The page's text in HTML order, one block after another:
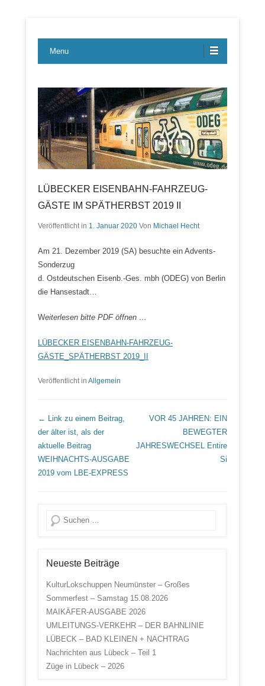
LBE-Express
Menu
LÜBECKER EISENBAHN-FAHRZEUG-
GÄSTE IM SPÄTHERBST 2019 II
Veröffentlicht in 1. Januar 2020 Von Michael Hecht
Am 21. Dezember 2019 (SA) besuchte ein Advents-
Sonderzug
d. Ostdeutschen Eisenb.-Ges. mbh (ODEG) von Berlin
die Hansestadt…
Weiterlesen bitte PDF öffnen …
LÜBECKER EISENBAHN-FAHRZEUG-
GÄSTE_SPÄTHERBST 2019_II
Veröffentlicht in Allgemein
Beitrags Übersicht
← Link zu einem Beitrag,
der älter ist, als der
aktuelle Beitrag
WEIHNACHTS-AUSGABE
2019 vom LBE-EXPRESS
VOR 45 JAHREN: EIN
BEWEGTER
JAHRESWECHSEL Entire
Si
Suche
Neueste Beiträge
KulturLokschuppen Neumünster – Großes
Sommerfest – Samstag 15.08.2026
MAIKÄFER-AUSGABE 2026
UMLEITUNGS-VERKEHR – DER BAHNLINIE
LÜBECK – BAD KLEINEN + NACHTRAG
Nachrichten aus Lübeck – Teil 1
Züge in Lübeck – 2026